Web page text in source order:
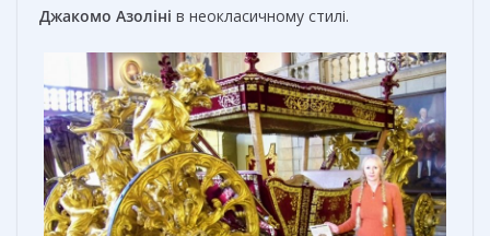
Джакомо Азоліні в неокласичному стилі.